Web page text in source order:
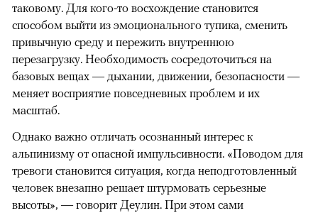
таковому. Для кого-то восхождение становится
способом выйти из эмоционального тупика, сменить
привычную среду и пережить внутреннюю
перезагрузку. Необходимость сосредоточиться на
базовых вещах — дыхании, движении, безопасности —
меняет восприятие повседневных проблем и их
масштаб.
Однако важно отличать осознанный интерес к
альпинизму от опасной импульсивности. «Поводом для
тревоги становится ситуация, когда неподготовленный
человек внезапно решает штурмовать серьезные
высоты», — говорит Деулин. При этом сами